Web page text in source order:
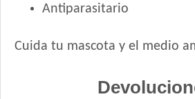
Antiparasitario
Cuida tu mascota y el medio